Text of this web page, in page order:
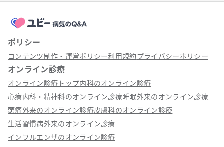
ポリシー
コンテンツ制作・運営ポリシー利用規約プライバシーポリシー
オンライン診療
オンライン診療トップ内科のオンライン診療
心療内科・精神科のオンライン診療睡眠外来のオンライン診療
頭痛外来のオンライン診療皮膚科のオンライン診療
生活習慣病外来のオンライン診療
インフルエンザのオンライン診療